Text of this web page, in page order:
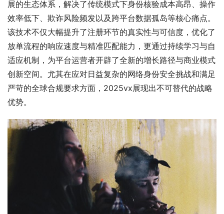
展的生态体系，解决了传统模式下身份核验成本高昂、操作
效率低下、欺诈风险频发以及跨平台数据孤岛等核心痛点。
该技术不仅大幅提升了注册环节的真实性与可信度，优化了
放单流程的响应速度与精准匹配能力，更通过持续学习与自
适应机制，为平台运营者开辟了全新的增长路径与商业模式
创新空间。尤其在应对日益复杂的网络身份安全挑战和满足
严苛的全球合规要求方面，2025vx展现出不可替代的战略
优势。